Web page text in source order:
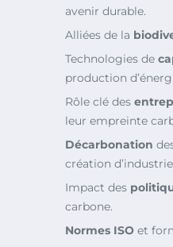
avenir durable.
Alliées de la
Technologies de
production
Rôle clé des
leur empreinte
Décarbonation
création
Impact des
carbone.
Normes ISO et